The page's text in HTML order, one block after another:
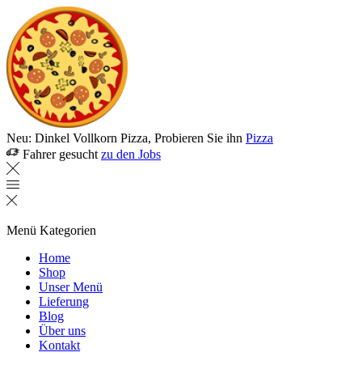
Neu: Dinkel Vollkorn Pizza, Probieren Sie ihn Pizza
Fahrer gesucht zu den Jobs
Menü Kategorien
Home
Shop
Unser Menü
Lieferung
Blog
Über uns
Kontakt